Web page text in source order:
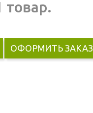
товар.
ОФОРМИТЬ ЗАКАЗ